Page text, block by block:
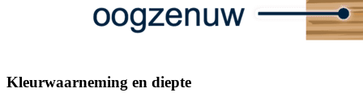
Kleurwaarneming en diepte